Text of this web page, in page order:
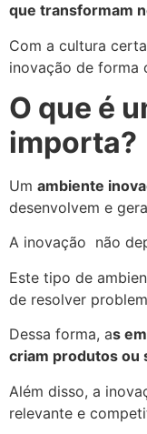
que transformam
Com a cultura
inovação de forma
O que é
importa?
Um ambiente
desenvolvem e
A inovação não
Este tipo de
de resolver
Dessa forma, as
criam produtos ou
Além disso, a
relevante e